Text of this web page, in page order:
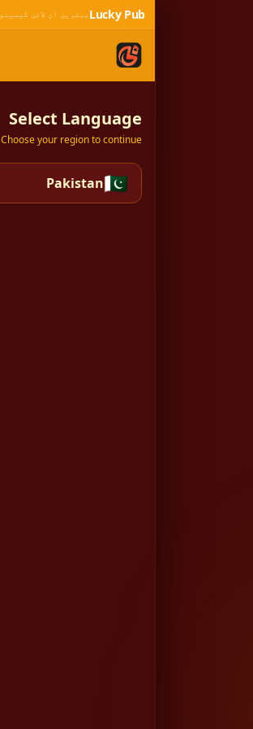
Lucky Pub بہترین آن لائن کیسینو
Select Language
Choose your region to continue
🇵🇰
Pakistan